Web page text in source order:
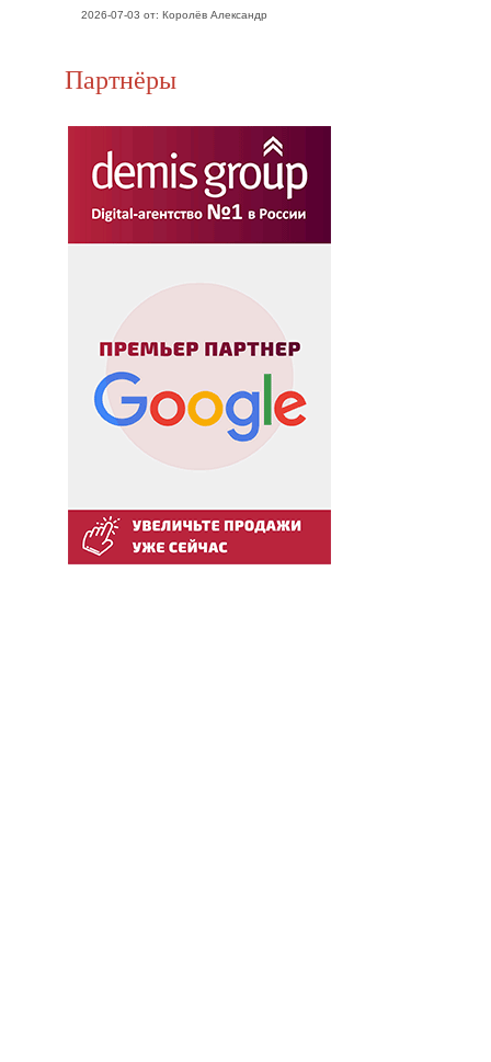
2026-07-03 от: Королёв Александр
Партнёры